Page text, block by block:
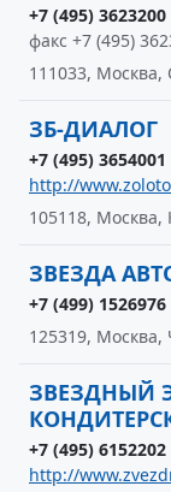
+7 (495) 3623200
факс +7 (495)
111033, Москва,
ЗБ-ДИАЛОГ
+7 (495) 3654001
http://
105118,
ЗВЕЗДА
+7 (499) 1526976
125319, Москва,
ЗВЕЗДНЫЙ
+7 (495) 6152202
http://